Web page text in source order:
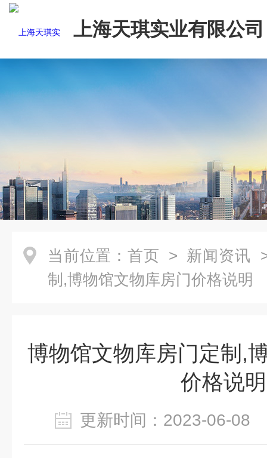
上海天琪实业有限公司
当前位置： 首页 > 新闻资讯
制,博物馆文物库房门价格说明
博物馆文物库房门定制,
价格说明
更新时间：2023-06-